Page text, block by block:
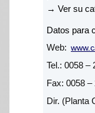
→ Ver su
Datos para
Web:
Tel.: 0058 –
Fax: 0058 –
Dir. (Planta